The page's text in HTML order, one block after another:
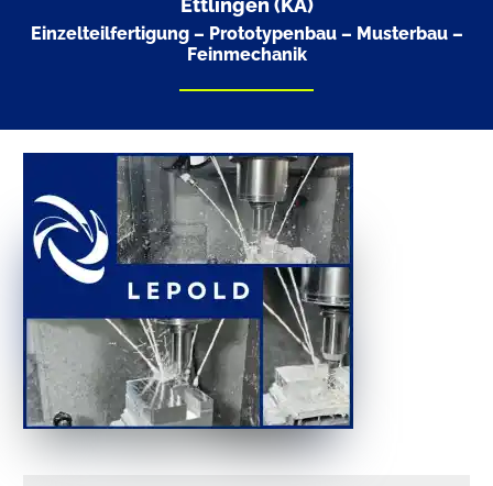
Ettlingen (KA)
Einzelteilfertigung – Prototypenbau – Musterbau –
Feinmechanik